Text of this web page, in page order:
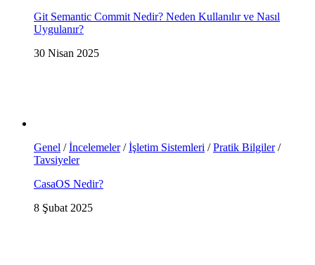
Git Semantic Commit Nedir? Neden Kullanılır ve Nasıl
Uygulanır?
30 Nisan 2025
Genel /İncelemeler/İşletim Sistemleri /Pratik Bilgiler/
Tavsiyeler
CasaOS Nedir?
8 Şubat 2025